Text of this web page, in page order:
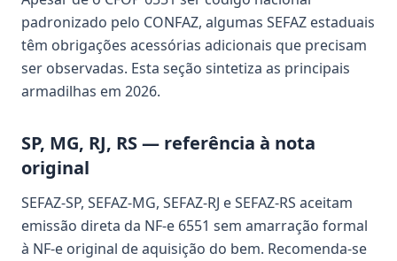
padronizado pelo CONFAZ, algumas SEFAZ estaduais
têm obrigações acessórias adicionais que precisam
ser observadas. Esta seção sintetiza as principais
armadilhas em 2026.
SP, MG, RJ, RS — referência à nota
original
SEFAZ-SP, SEFAZ-MG, SEFAZ-RJ e SEFAZ-RS aceitam
emissão direta da NF-e 6551 sem amarração formal
à NF-e original de aquisição do bem. Recomenda-se